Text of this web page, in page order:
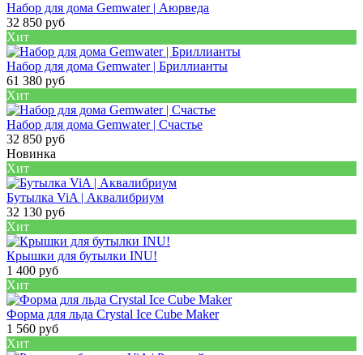
Набор для дома Gemwater | Аюрведа
32 850 руб
Хит
Набор для дома Gemwater | Бриллианты
61 380 руб
Хит
Набор для дома Gemwater | Счастье
32 850 руб
Новинка
Хит
Бутылка ViA | Аквалибриум
32 130 руб
Хит
Крышки для бутылки INU!
1 400 руб
Хит
Форма для льда Crystal Ice Cube Maker
1 560 руб
Хит